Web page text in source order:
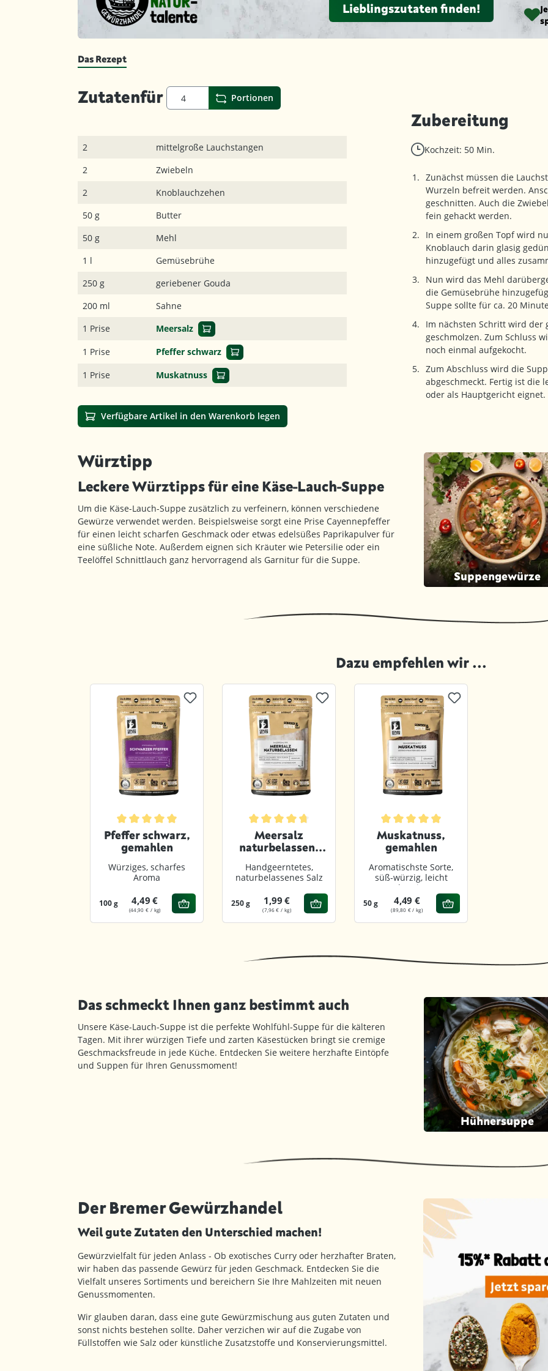
Lieblingszutaten finden!
Das Rezept
Zutatenfür Portionen
2
mittelgroße Lauchstangen
2
Zwiebeln
2
Knoblauchzehen
50 g
Butter
50 g
Mehl
1 l
Gemüsebrühe
250 g
geriebener Gouda
200 ml
Sahne
1 Prise
Meersalz
1 Prise
Pfeffer schwarz
1 Prise
Muskatnuss
Verfügbare Artikel in den Warenkorb legen
Zubereitung
Kochzeit: 50 Min.
Zunächst müssen die
Wurzeln befreit werden.
geschnitten. Auch die
fein gehackt werden.
In einem großen Topf wird
Knoblauch darin glasig
hinzugefügt und alles
Nun wird das Mehl
die Gemüsebrühe
Suppe sollte für ca. 20
Im nächsten Schritt wird der
geschmolzen. Zum Schluss
noch einmal aufgekocht.
Zum Abschluss wird die
abgeschmeckt. Fertig ist die
oder als Hauptgericht eignet.
Würztipp
Leckere Würztipps für eine Käse-Lauch-Suppe
Um die Käse-Lauch-Suppe zusätzlich zu verfeinern, können verschiedene
Gewürze verwendet werden. Beispielsweise sorgt eine Prise Cayennepfeffer
für einen leicht scharfen Geschmack oder etwas edelsüßes Paprikapulver für
eine süßliche Note. Außerdem eignen sich Kräuter wie Petersilie oder ein
Teelöffel Schnittlauch ganz hervorragend als Garnitur für die Suppe.
Suppengewürze
Dazu empfehlen wir ...
Produktgalerie überspringen
Durchschnittliche Bewertung von 4.9 von 5 Sternen
Pfeffer schwarz,
gemahlen
Würziges, scharfes
Aroma
100 g 4,49 €
(44,90 € / kg)
Durchschnittliche Bewertung von 4.8 von 5 Sternen
Meersalz
naturbelassen,
Handgeerntetes,
naturbelassenes Salz
250 g 1,99 €
(7,96 € / kg)
Durchschnittliche Bewertung von 4.9 von
Muskatnuss,
gemahlen
Aromatischste Sorte,
süß-würzig, leicht
harzig
50 g 4,49 €
(89,80 € / kg)
Das schmeckt Ihnen ganz bestimmt auch
Unsere Käse-Lauch-Suppe ist die perfekte Wohlfühl-Suppe für die kälteren
Tagen. Mit ihrer würzigen Tiefe und zarten Käsestücken bringt sie cremige
Geschmacksfreude in jede Küche. Entdecken Sie weitere herzhafte Eintöpfe
und Suppen für Ihren Genussmoment!
Hühnersuppe
Der Bremer Gewürzhandel
Weil gute Zutaten den Unterschied machen!
Gewürzvielfalt für jeden Anlass - Ob exotisches Curry oder herzhafter Braten,
wir haben das passende Gewürz für jeden Geschmack. Entdecken Sie die
Vielfalt unseres Sortiments und bereichern Sie Ihre Mahlzeiten mit neuen
Genussmomenten.
Wir glauben daran, dass eine gute Gewürzmischung aus guten Zutaten und
sonst nichts bestehen sollte. Daher verzichen wir auf die Zugabe von
Füllstoffen wie Salz oder künstliche Zusatzstoffe und Konservierungsmittel.